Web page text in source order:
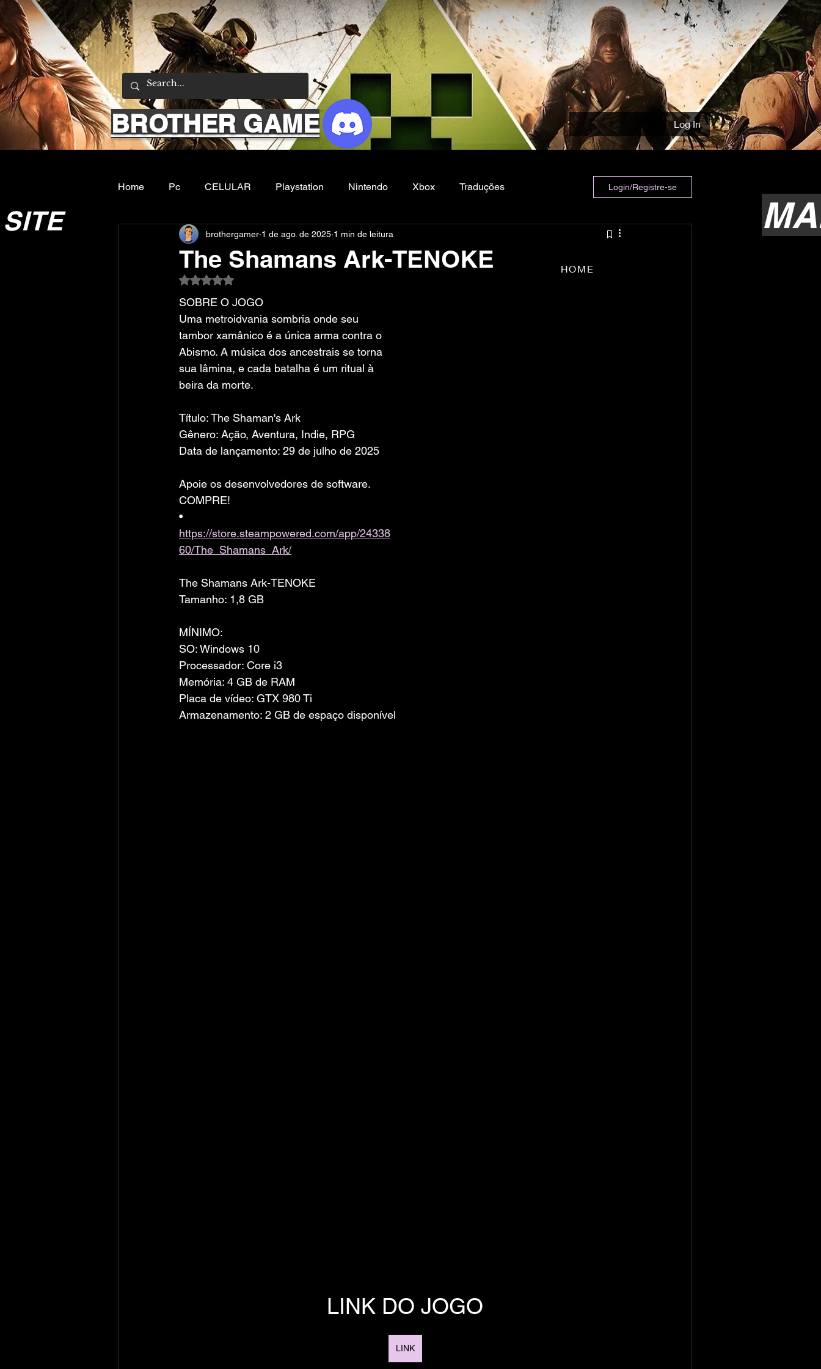
BROTHER GAME Log In
Home Pc CELULAR Playstation Nintendo Xbox Traduções
Emuladores Sobre nos Filmes e Series Noticias
Login/Registre-se
The Shamans Ark-TENOKE
brothergamer 1 de ago. de 2025 1 min de leitura
Avaliado com NaN de 5 estrelas.
SOBRE O JOGO
Uma metroidvania sombria onde seu
tambor xamânico é a única arma contra o
Abismo. A música dos ancestrais se torna
sua lâmina, e cada batalha é um ritual à
beira da morte.
Título: The Shaman's Ark
Gênero: Ação, Aventura, Indie, RPG
Data de lançamento: 29 de julho de 2025
Apoie os desenvolvedores de software.
COMPRE!
•
https://store.steampowered.com/app/24338
60/The_Shamans_Ark/
The Shamans Ark-TENOKE
Tamanho: 1,8 GB
MÍNIMO:
SO: Windows 10
Processador: Core i3
Memória: 4 GB de RAM
Placa de vídeo: GTX 980 Ti
Armazenamento: 2 GB de espaço disponível
LINK DO JOGO
LINK
HOME